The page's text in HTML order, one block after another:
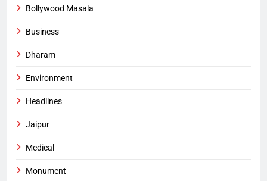
Bollywood Masala
Business
Dharam
Environment
Headlines
Jaipur
Medical
Monument